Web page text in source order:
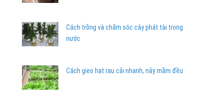
Cách trồng và chăm sóc cây phát tài trong
nước
Cách gieo hạt rau cải nhanh, nảy mầm đều